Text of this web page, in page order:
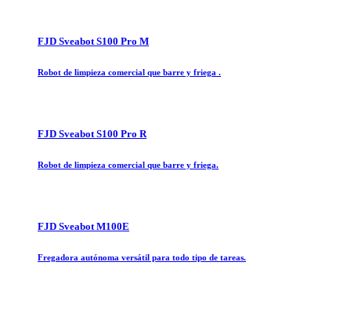
FJD Sveabot S100 Pro M
Robot de limpieza comercial que barre y friega .
FJD Sveabot S100 Pro R
Robot de limpieza comercial que barre y friega.
FJD Sveabot M100E
Fregadora autónoma versátil para todo tipo de tareas.